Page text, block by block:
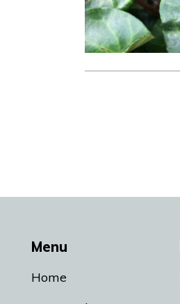
Menu
Home